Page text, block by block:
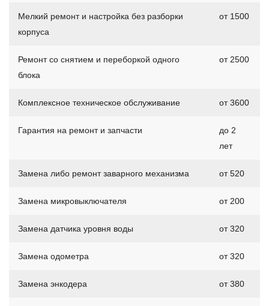
Мелкий ремонт и настройка без разборки
корпуса
от 1500
Ремонт со снятием и переборкой одного
блока
от 2500
Комплексное техническое обслуживание от 3600
Гарантия на ремонт и запчасти
до 2
лет
Замена либо ремонт заварного механизма от 520
Замена микровыключателя от 200
Замена датчика уровня воды от 320
Замена одометра от 320
Замена энкодера от 380